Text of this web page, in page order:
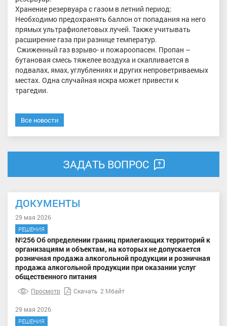
Хранение резервуара с газом в летний период:
Необходимо предохранять баллон от попадания на него
прямых ультрафиолетовых лучей. Также учитывать
расширение газа при разнице температур.
Сжиженный газ взрыво- и пожароопасен. Пропан –
бутановая смесь тяжелее воздуха и скапливается в
подвалах, ямах, углублениях и других непроветриваемых
местах. Одна случайная искра может привести к
трагедии.
Все новости
ЗАДАТЬ ВОПРОС
ДОКУМЕНТЫ
29 мая 2026
РЕШЕНИЯ
№256 Об определении границ прилегающих территорий к
организациям и объектам, на которых не допускается
розничная продажа алкогольной продукции и розничная
продажа алкогольной продукции при оказании услуг
общественного питания
Просмотр Скачать 2 Мбайт
29 мая 2026
РЕШЕНИЯ